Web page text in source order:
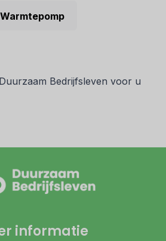
Warmtepomp
Bedrijfsleven voor u
informatie